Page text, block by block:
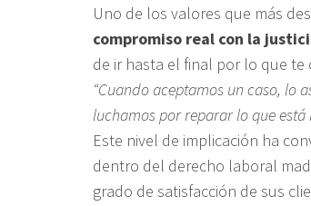
Uno de los valores que más
compromiso real con la
de ir hasta el final por lo que
“Cuando aceptamos un caso, lo
luchamos por reparar lo que está
Este nivel de implicación ha
dentro del derecho laboral
grado de satisfacción de sus